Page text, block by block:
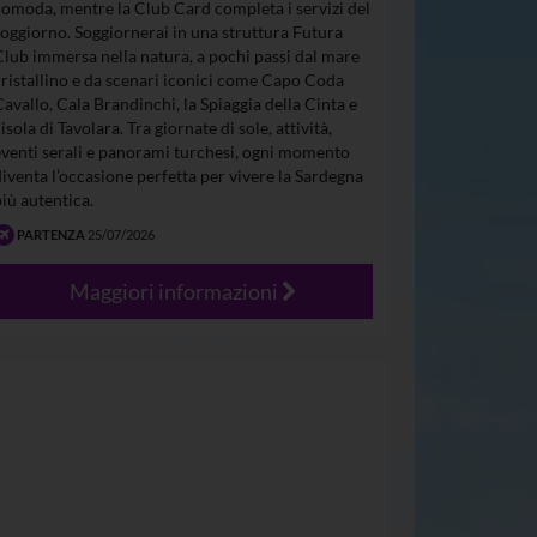
mentre la Club Card completa i servizi del
Soggiornerai in una struttura Futura
immersa nella natura, a pochi passi dal mare
e da scenari iconici come Capo Coda
Cala Brandinchi, la Spiaggia della Cinta e
di Tavolara. Tra giornate di sole, attività,
serali e panorami turchesi, ogni momento
l’occasione perfetta per vivere la Sardegna
autentica.
PARTENZA 25/07/2026
Maggiori informazioni